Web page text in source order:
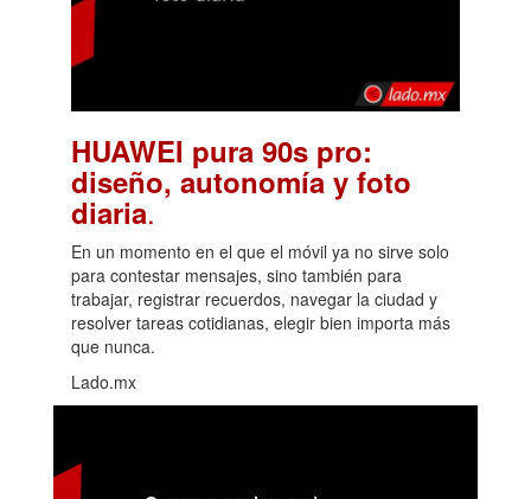
HUAWEI pura 90s pro:
diseño, autonomía y foto
diaria.
En un momento en el que el móvil ya no sirve solo
para contestar mensajes, sino también para
trabajar, registrar recuerdos, navegar la ciudad y
resolver tareas cotidianas, elegir bien importa más
que nunca.
Lado.mx